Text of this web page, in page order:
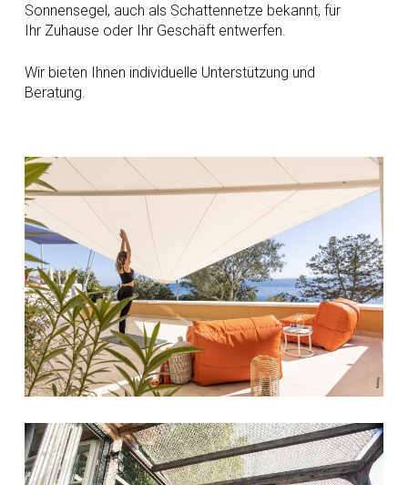
Sonnensegel, auch als Schattennetze bekannt, für
Ihr Zuhause oder Ihr Geschäft entwerfen.
Wir bieten Ihnen individuelle Unterstützung und
Beratung.